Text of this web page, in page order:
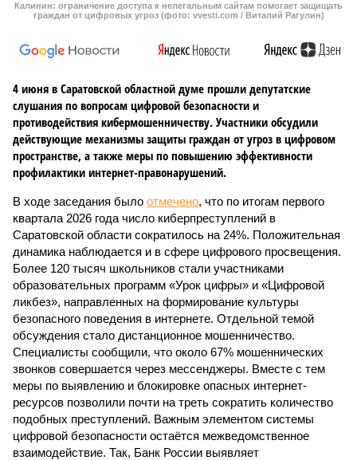
Калинин: ограничение доступа к нелегальным сайтам помогает защищать
граждан от цифровых угроз (фото: vvesti.com / Виталий Рагулин)
4 июня в Саратовской областной думе прошли депутатские
слушания по вопросам цифровой безопасности и
противодействия кибермошенничеству. Участники обсудили
действующие механизмы защиты граждан от угроз в цифровом
пространстве, а также меры по повышению эффективности
профилактики интернет-правонарушений.
В ходе заседания было отмечено, что по итогам первого
квартала 2026 года число киберпреступлений в
Саратовской области сократилось на 24%. Положительная
динамика наблюдается и в сфере цифрового просвещения.
Более 120 тысяч школьников стали участниками
образовательных программ «Урок цифры» и «Цифровой
ликбез», направленных на формирование культуры
безопасного поведения в интернете. Отдельной темой
обсуждения стало дистанционное мошенничество.
Специалисты сообщили, что около 67% мошеннических
звонков совершается через мессенджеры. Вместе с тем
меры по выявлению и блокировке опасных интернет-
ресурсов позволили почти на треть сократить количество
подобных преступлений. Важным элементом системы
цифровой безопасности остаётся межведомственное
взаимодействие. Так, Банк России выявляет